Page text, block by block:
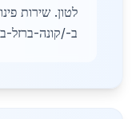
לטון. שירות
ב-/קונה-ברזל-בjerusalem. תורם למחזור.